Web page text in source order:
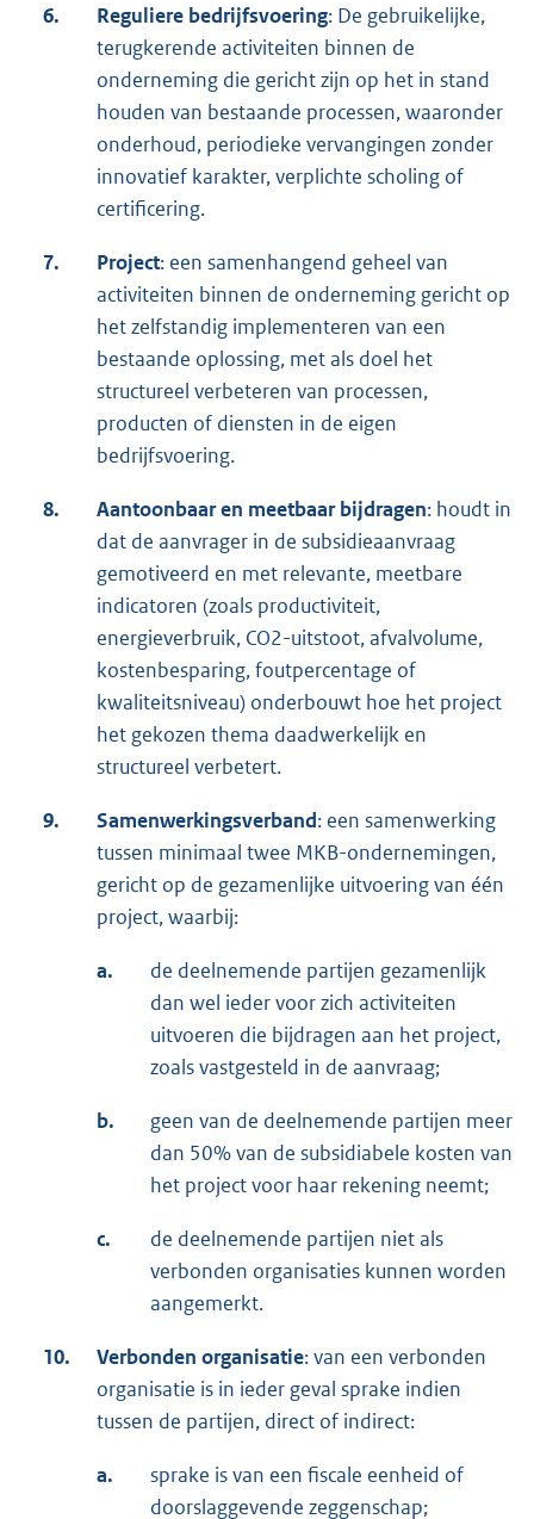
6. Reguliere bedrijfsvoering: De gebruikelijke,
terugkerende activiteiten binnen de
onderneming die gericht zijn op het in stand
houden van bestaande processen, waaronder
onderhoud, periodieke vervangingen zonder
innovatief karakter, verplichte scholing of
certificering.
7. Project: een samenhangend geheel van
activiteiten binnen de onderneming gericht op
het zelfstandig implementeren van een
bestaande oplossing, met als doel het
structureel verbeteren van processen,
producten of diensten in de eigen
bedrijfsvoering.
8. Aantoonbaar en meetbaar bijdragen: houdt in
dat de aanvrager in de subsidieaanvraag
gemotiveerd en met relevante, meetbare
indicatoren (zoals productiviteit,
energieverbruik, CO2-uitstoot, afvalvolume,
kostenbesparing, foutpercentage of
kwaliteitsniveau) onderbouwt hoe het project
het gekozen thema daadwerkelijk en
structureel verbetert.
9. Samenwerkingsverband: een samenwerking
tussen minimaal twee MKB-ondernemingen,
gericht op de gezamenlijke uitvoering van één
project, waarbij:
a.
de deelnemende partijen gezamenlijk
dan wel ieder voor zich activiteiten
uitvoeren die bijdragen aan het project,
zoals vastgesteld in de aanvraag;
b.
geen van de deelnemende partijen meer
dan 50% van de subsidiabele kosten van
het project voor haar rekening neemt;
c.
de deelnemende partijen niet als
verbonden organisaties kunnen worden
aangemerkt.
10. Verbonden organisatie: van een verbonden
organisatie is in ieder geval sprake indien
tussen de partijen, direct of indirect:
a.
sprake is van een fiscale eenheid of
doorslaggevende zeggenschap;